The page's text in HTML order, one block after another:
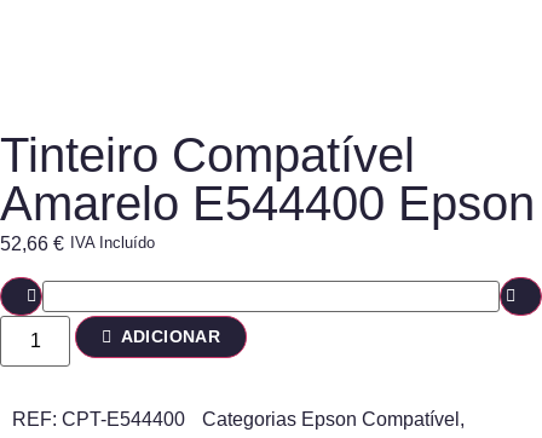
Tinteiro Compatível
Amarelo E544400 Epson
52,66 € IVA Incluído
ADICIONAR
REF: CPT-E544400 Categorias Epson Compatível ,